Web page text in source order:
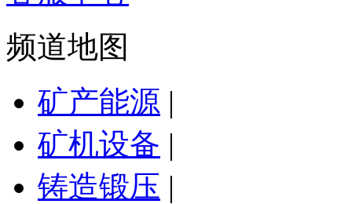
频道地图
矿产能源 |
矿机设备 |
铸造锻压 |